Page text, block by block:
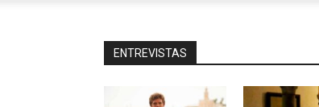
ENTREVISTAS